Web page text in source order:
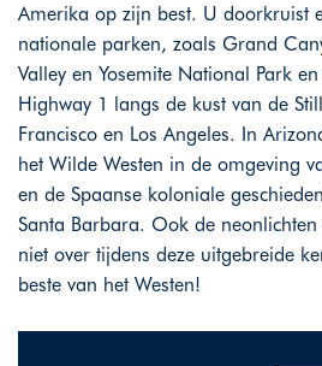
Amerika op zijn best. U doorkruist
nationale parken, zoals Grand
Valley en Yosemite National Park
Highway 1 langs de kust van de
Francisco en Los Angeles. In
het Wilde Westen in de omgeving
en de Spaanse koloniale
Santa Barbara. Ook de neonlichten
niet over tijdens deze uitgebreide
beste van het Westen!